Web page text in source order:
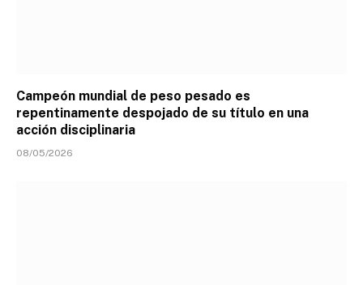
Campeón mundial de peso pesado es
repentinamente despojado de su título en una
acción disciplinaria
08/05/2026